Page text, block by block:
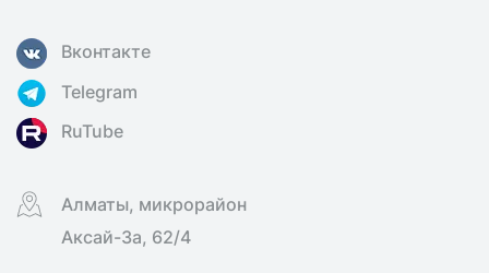
Вконтакте
Telegram
RuTube
Алматы, микрорайон
Аксай-3а, 62/4